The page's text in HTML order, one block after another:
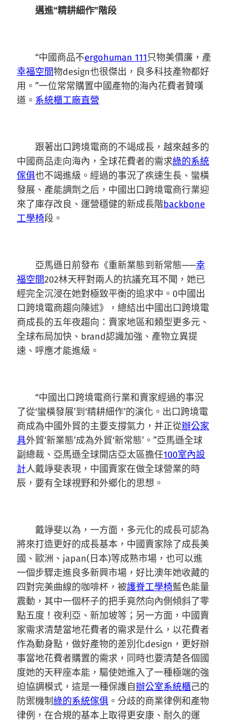
邁進“精耕細作”階段
“中國商品不ergohuman 111只物美價廉，產
幸福空間物design也很傑出，良多科技產物都好
用。”一位常常購置中國產物的海內花費者贊嘆
道。 系統櫃工廠直營
跟著出口跨境電商的不竭成長，越來越多的
中國商品走向海內，全球花費者的需求綠的系統
傢俱也不竭進級。經過的事況了疾速生長、蠻橫
發展、產能調劑之后，中國出口跨境電商行業迎
來了庫存改良、運營穩健的新成長階backbone
工學椅段。
亞馬遜日前發布《重新業態到新常態——幸
福空間202林天秤對兩人的抗議充耳不聞，她已
經完全沉浸在她對極致平衡的追求中。0中國出
口跨境電商趨向陳述》，總結出中國出口跨境電
商成長的五年夜趨向：賣家地區和類型更多元、
全球布局加快、brand認識加強、產物立異提
速、呼應才能進級。
“中國出口跨境電商行業和賣家經過的事況
了從‘蠻橫發展’到‘精耕細作’的演化。出口跨境電
商成為中國外貿的主要支撐氣力，并正從辦公家
具外貿‘新業態’成為外貿‘新常態’。”亞馬遜全球
副總裁、亞馬遜全球開店亞太區擔任100室內設
計人戴竫斐表現，中國賣家在做全球營業的時
辰，要有全球視野和外鄉化的思想。
戴竫斐以為，一方面，多元化的成長可認為
將來打造更好的成長基本，中國賣家除了成長美
國、歐洲、japan(日本)等成熟市場，也可以進
一個步驟走進良多新興市場，好比澳年她收藏的
四對完美曲線的咖啡杯，被護脊工學椅藍色能量
震動，其中一個杯子的把手竟然向內側傾斜了零
點五度！夜利亞、新加坡等；另一方面，中國賣
家需求清楚當地花費者的需求是什么，以花費者
作為動身點，做好產物的差別化design，更好辦
事當地花費者購置的需求，同時也要清楚各個國
度她的天秤座本能，驅使她進入了一種極端的強
迫協調模式，這是一種保護自辦公室系統櫃己的
防禦機制綠的系統傢俱 。分歧的商業律例和產物
律例，在合規的基本上取得更安康、耐久的運